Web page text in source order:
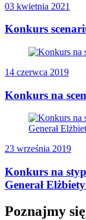
03 kwietnia 2021
Konkurs
14 czerwca 2019
Konkurs na
23 września 2019
Konkurs na
Generał
Poznajmy